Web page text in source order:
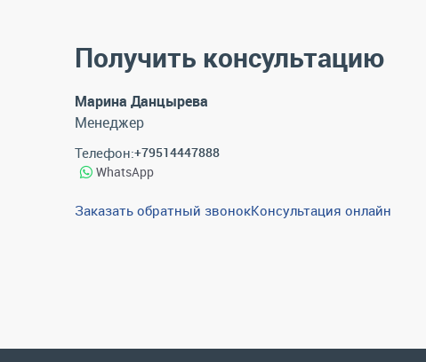
Получить консультацию
Марина Данцырева
Менеджер
Телефон:+79514447888
WhatsApp
Заказать обратный звонокКонсультация онлайн
Каталог